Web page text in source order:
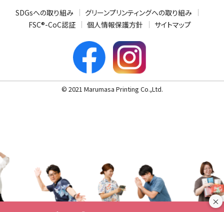
×
SDGsへの取り組み
グリーンプリンティングへの取り組み
FSC®-CoC認証
個人情報保護方針 サイトマップ
© 2021 Marumasa Printing Co.,Ltd.